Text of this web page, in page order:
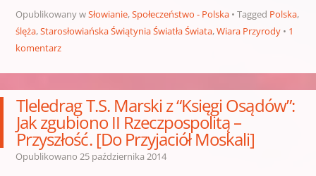
Opublikowany wSłowianie,Społeczeństwo - Polska Tagged Polska,
ślęża,Starosłowiańska Świątynia Światła Świata,Wiara Przyrody
1
komentarz
Tleledrag T.S. Marski z “Księgi Osądów”:
Jak zgubiono II Rzeczpospolitą –
Przyszłość. [Do Przyjaciół Moskali]
Opublikowano 25 października 2014